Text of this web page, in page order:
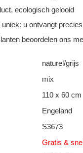
ecologisch gelooid
u ontvangt
beoordelen ons
naturel/grijs
mix
110 x 60 cm
Engeland
S3673
Gratis &